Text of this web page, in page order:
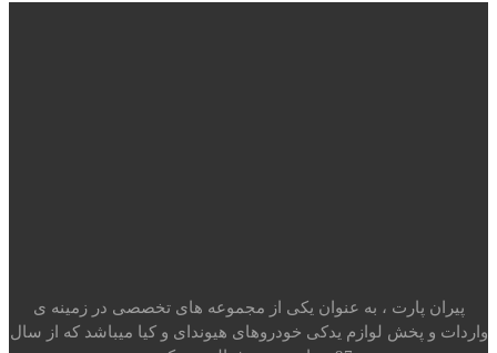
پارت ، به عنوان یکی از مجموعه های تخصصی در زمینه ی
و پخش لوازم یدکی خودروهای هیوندای و کیا میباشد که از سال